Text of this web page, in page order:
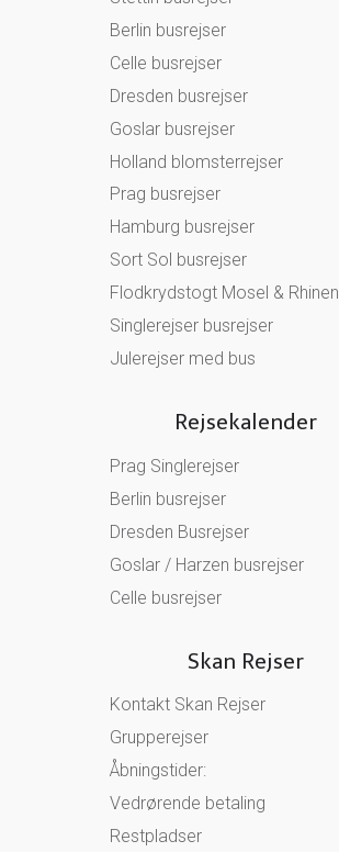
Berlin busrejser
Celle busrejser
Dresden busrejser
Goslar busrejser
Holland blomsterrejser
Prag busrejser
Hamburg busrejser
Sort Sol busrejser
Flodkrydstogt Mosel & Rhinen
Singlerejser busrejser
Julerejser med bus
Rejsekalender
Prag Singlerejser
Berlin busrejser
Dresden Busrejser
Goslar / Harzen busrejser
Celle busrejser
Skan Rejser
Kontakt Skan Rejser
Grupperejser
Åbningstider:
Vedrørende betaling
Restpladser